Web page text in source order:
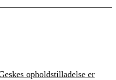
opholdstilladelse er